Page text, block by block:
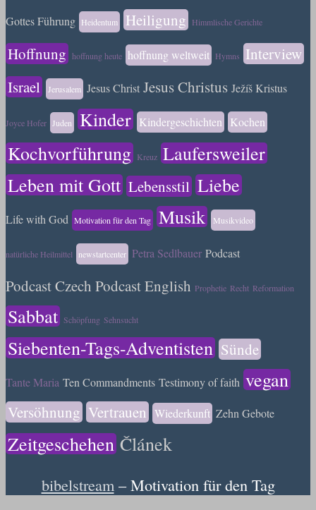
Gottes Führung Heidentum Heiligung Himmlische Gerichte
Hoffnung hoffnung heute hoffnung weltweit Hymns
Interview
Israel
Jerusalem Jesus Christ Jesus Christus Ježíš Kristus
Joyce Hofer Juden Kinder Kindergeschichten Kochen
Kochvorführung Kreuz Laufersweiler
Leben mit Gott Lebensstil Liebe
Life with God Motivation für den Tag Musik Musikvideo
natürliche Heilmittel newstartcenter Petra Sedlbauer Podcast
Podcast Czech Podcast English Prophetie Recht Reformation
Sabbat Schöpfung Sehnsucht
Siebenten-Tags-Adventisten Sünde
Tante Maria Ten Commandments Testimony of faith vegan
Versöhnung Vertrauen Wiederkunft Zehn Gebote
Zeitgeschehen Článek
bibelstream– Motivation für den Tag